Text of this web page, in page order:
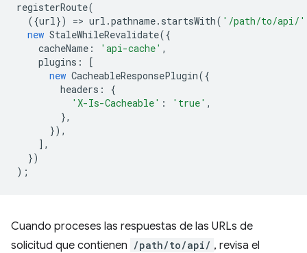
registerRoute(
({url}) => url .pathname. startsWith( '/path/to/api/'
new StaleWhileRevalidate({
cacheName : 'api-cache' ,
plugins :
[
new CacheableResponsePlugin({
headers :
{
'X-Is-Cacheable' : 'true' ,
},
}),
],
})
);
Cuando proceses las respuestas de las URLs de
solicitud que contienen /path/to/api/ , revisa el